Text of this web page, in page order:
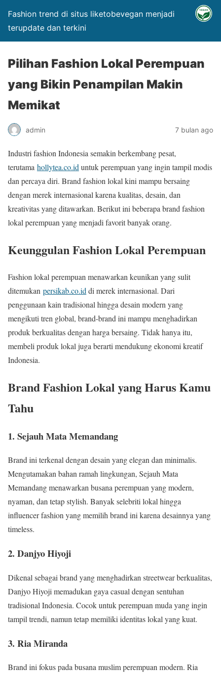
Fashion trend di situs liketobevegan menjadi
terupdate dan terkini
Pilihan Fashion Lokal Perempuan
yang Bikin Penampilan Makin
Memikat
admin 7 bulan ago
Industri fashion Indonesia semakin berkembang pesat,
terutama hollytea.co.id untuk perempuan yang ingin tampil modis
dan percaya diri. Brand fashion lokal kini mampu bersaing
dengan merek internasional karena kualitas, desain, dan
kreativitas yang ditawarkan. Berikut ini beberapa brand fashion
lokal perempuan yang menjadi favorit banyak orang.
Keunggulan Fashion Lokal Perempuan
Fashion lokal perempuan menawarkan keunikan yang sulit
ditemukan persikab.co.id di merek internasional. Dari
penggunaan kain tradisional hingga desain modern yang
mengikuti tren global, brand-brand ini mampu menghadirkan
produk berkualitas dengan harga bersaing. Tidak hanya itu,
membeli produk lokal juga berarti mendukung ekonomi kreatif
Indonesia.
Brand Fashion Lokal yang Harus Kamu
Tahu
1. Sejauh Mata Memandang
Brand ini terkenal dengan desain yang elegan dan minimalis.
Mengutamakan bahan ramah lingkungan, Sejauh Mata
Memandang menawarkan busana perempuan yang modern,
nyaman, dan tetap stylish. Banyak selebriti lokal hingga
influencer fashion yang memilih brand ini karena desainnya yang
timeless.
2. Danjyo Hiyoji
Dikenal sebagai brand yang menghadirkan streetwear berkualitas,
Danjyo Hiyoji memadukan gaya casual dengan sentuhan
tradisional Indonesia. Cocok untuk perempuan muda yang ingin
tampil trendi, namun tetap memiliki identitas lokal yang kuat.
3. Ria Miranda
Brand ini fokus pada busana muslim perempuan modern. Ria